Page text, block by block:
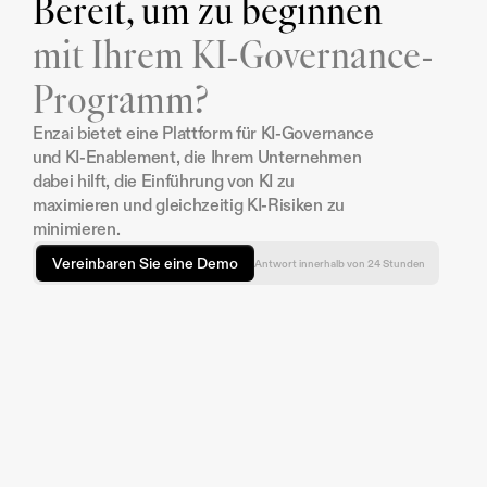
Bereit, um zu beginnen
mit Ihrem KI-Governance-
Programm?
Enzai bietet eine Plattform für KI-Governance
und KI-Enablement, die Ihrem Unternehmen
dabei hilft, die Einführung von KI zu
maximieren und gleichzeitig KI-Risiken zu
minimieren.
Vereinbaren Sie eine Demo Antwort innerhalb von 24 Stunden